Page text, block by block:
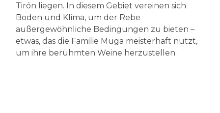
Tirón liegen. In diesem Gebiet vereinen sich
Boden und Klima, um der Rebe
außergewöhnliche Bedingungen zu bieten –
etwas, das die Familie Muga meisterhaft nutzt,
um ihre berühmten Weine herzustellen.